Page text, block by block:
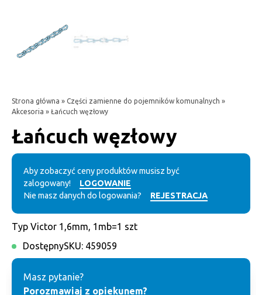
Strona główna » Części zamienne do pojemników komunalnych »
Akcesoria » Łańcuch węzłowy
Łańcuch węzłowy
Aby zobaczyć ceny produktów musisz być
zalogowany!
LOGOWANIE
Nie masz danych do logowania?
REJESTRACJA
Typ Victor 1,6mm, 1mb=1 szt
DostępnySKU: 459059
Masz pytanie?
Porozmawiaj z opiekunem?